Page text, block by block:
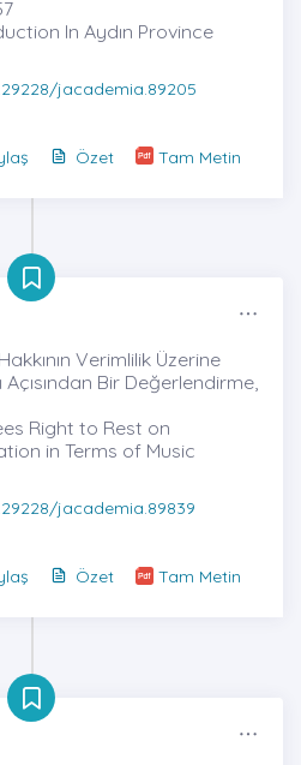
In Aydın Province
jacademia.89205
Özet Tam Metin
Verimlilik Üzerine
Açısından Bir Değerlendirme,
Right to Rest on
in Terms of Music
jacademia.89839
Özet Tam Metin